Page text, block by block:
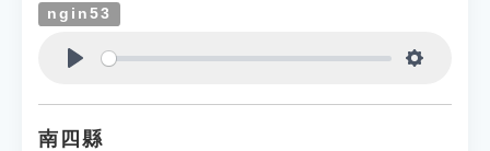
ngin53
南四縣